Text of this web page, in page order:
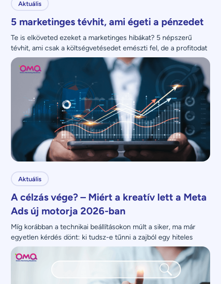
Aktuális
5 marketinges tévhit, ami égeti a pénzedet
Te is elköveted ezeket a marketinges hibákat? 5 népszerű
tévhit, ami csak a költségvetésedet emészti fel, de a profitodat
nem növeli.
Aktuális
A célzás vége? – Miért a kreatív lett a Meta
Ads új motorja 2026-ban
Míg korábban a technikai beállításokon múlt a siker, ma már
egyetlen kérdés dönt: ki tudsz-e tűnni a zajból egy hiteles
üzenettel?